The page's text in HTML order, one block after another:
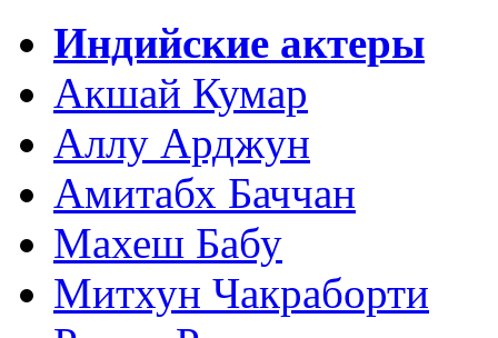
Индийские актеры
Акшай Кумар
Аллу Арджун
Амитабх Баччан
Махеш Бабу
Митхун Чакраборти